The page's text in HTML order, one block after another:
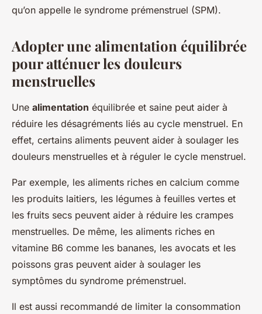
qu’on appelle le syndrome prémenstruel (SPM).
Adopter une alimentation équilibrée
pour atténuer les douleurs
menstruelles
Une alimentation équilibrée et saine peut aider à
réduire les désagréments liés au cycle menstruel. En
effet, certains aliments peuvent aider à soulager les
douleurs menstruelles et à réguler le cycle menstruel.
Par exemple, les aliments riches en calcium comme
les produits laitiers, les légumes à feuilles vertes et
les fruits secs peuvent aider à réduire les crampes
menstruelles. De même, les aliments riches en
vitamine B6 comme les bananes, les avocats et les
poissons gras peuvent aider à soulager les
symptômes du syndrome prémenstruel.
Il est aussi recommandé de limiter la consommation